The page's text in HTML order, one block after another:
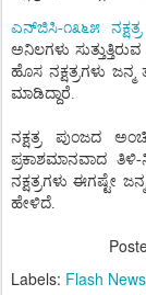
ಎನ್ಜಿಸಿ-೧೩೬೫ ನಕ್ಷತ್ರ
ಅನಿಲಗಳು ಸುತ್ತುತ್ತಿರುವ
ಹೊಸ ನಕ್ಷತ್ರಗಳು ಜನ್ಮ
ಮಾಡಿದ್ದಾರೆ.
ನಕ್ಷತ್ರ ಪುಂಜದ
ಪ್ರಕಾಶಮಾನವಾದ ತಿಳಿ-
ನಕ್ಷತ್ರಗಳು ಈಗಷ್ಟೇ ಜನ್ಮ
ಹೇಳಿದೆ.
Labels: Flash News